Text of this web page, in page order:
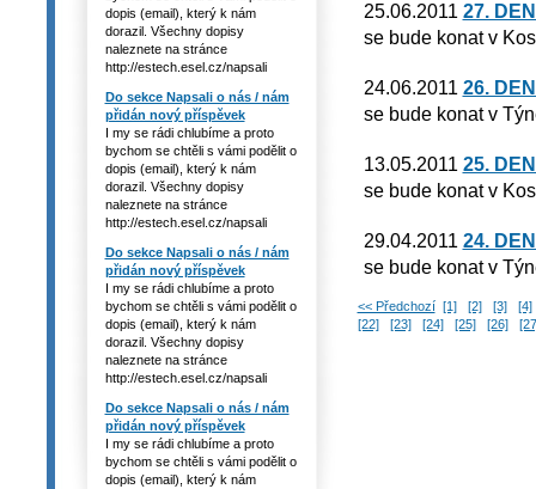
dopis (email), který k nám
dorazil. Všechny dopisy
naleznete na stránce
http://estech.esel.cz/napsali
Do sekce Napsali o nás / nám
přidán nový příspěvek
I my se rádi chlubíme a proto
bychom se chtěli s vámi podělit o
dopis (email), který k nám
dorazil. Všechny dopisy
naleznete na stránce
http://estech.esel.cz/napsali
Do sekce Napsali o nás / nám
přidán nový příspěvek
I my se rádi chlubíme a proto
bychom se chtěli s vámi podělit o
dopis (email), který k nám
dorazil. Všechny dopisy
naleznete na stránce
http://estech.esel.cz/napsali
Do sekce Napsali o nás / nám
přidán nový příspěvek
I my se rádi chlubíme a proto
bychom se chtěli s vámi podělit o
dopis (email), který k nám
25.06.2011 27.
se bude konat v
24.06.2011 26.
se bude konat v
13.05.2011 25.
se bude konat v
29.04.2011 24.
se bude konat v
<< Předchozí [1] [2] [3]
[4]
[22]
[23] [24] [25] [26]